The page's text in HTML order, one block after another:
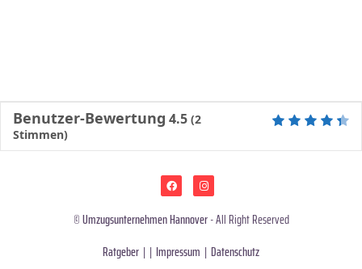
Benutzer-Bewertung 4.5 (2
Stimmen)
©Umzugsunternehmen Hannover- All Right Reserved
Ratgeber | | Impressum | Datenschutz